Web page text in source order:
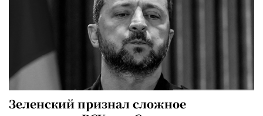
Зеленский признал сложное